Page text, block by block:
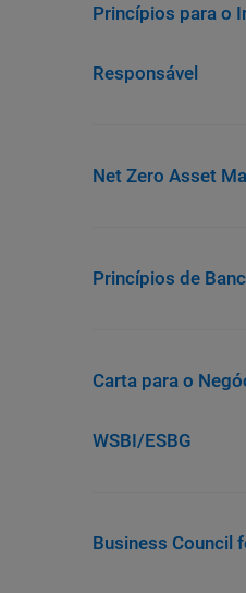
Princípios para o
Responsável
Net Zero Asset
Princípios de
Carta para o
WSBI/ESBG
Business Council